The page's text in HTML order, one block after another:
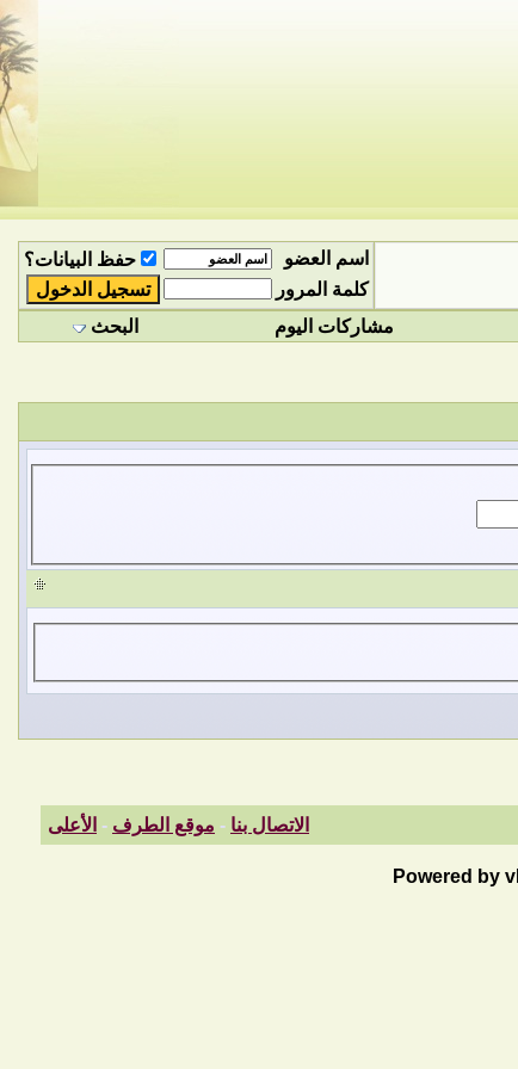
اسم العضو
حفظ البيانات؟
كلمة المرور
مشاركات اليوم البحث
الاتصال بنا - موقع الطرف - الأعلى
Powered by